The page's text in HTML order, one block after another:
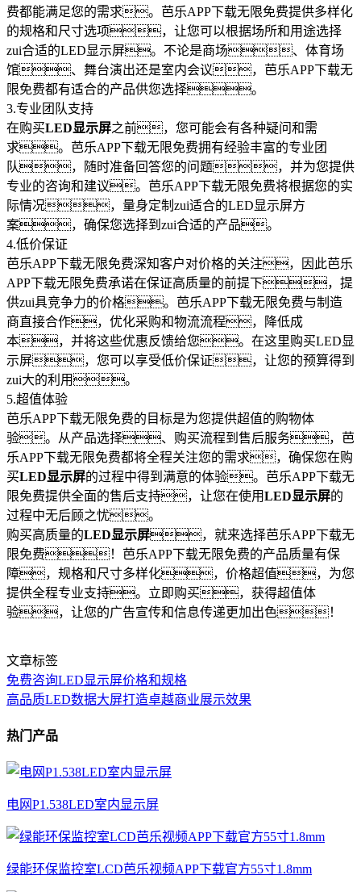
费都能满足您的需求。芭乐APP下载无限免费提供多样化
的规格和尺寸选项，让您可以根据场所和用途选择
zui合适的LED显示屏。不论是商场、体育场
馆、舞台演出还是室内会议，芭乐APP下载无
限免费都有适合的产品供您选择。
3.专业团队支持
在购买LED显示屏之前，您可能会有各种疑问和需
求。芭乐APP下载无限免费拥有经验丰富的专业团
队，随时准备回答您的问题，并为您提供
专业的咨询和建议。芭乐APP下载无限免费将根据您的实
际情况，量身定制zui适合的LED显示屏方
案，确保您选择到zui合适的产品。
4.低价保证
芭乐APP下载无限免费深知客户对价格的关注，因此芭乐
APP下载无限免费承诺在保证高质量的前提下，提
供zui具竞争力的价格。芭乐APP下载无限免费与制造
商直接合作，优化采购和物流流程，降低成
本，并将这些优惠反馈给您。在这里购买LED显
示屏，您可以享受低价保证，让您的预算得到
zui大的利用。
5.超值体验
芭乐APP下载无限免费的目标是为您提供超值的购物体
验。从产品选择、购买流程到售后服务，芭
乐APP下载无限免费都将全程关注您的需求，确保您在购
买LED显示屏的过程中得到满意的体验。芭乐APP下载无
限免费提供全面的售后支持，让您在使用LED显示屏的
过程中无后顾之忧。
购买高质量的LED显示屏，就来选择芭乐APP下载无
限免费！芭乐APP下载无限免费的产品质量有保
障，规格和尺寸多样化，价格超值，为您
提供全程专业支持。立即购买，获得超值体
验，让您的广告宣传和信息传递更加出色！
文章标签
免费咨询LED显示屏价格和规格
高品质LED数据大屏打造卓越商业展示效果
热门产品
电网P1.538LED室内显示屏
绿能环保监控室LCD芭乐视频APP下载官方55寸1.8mm